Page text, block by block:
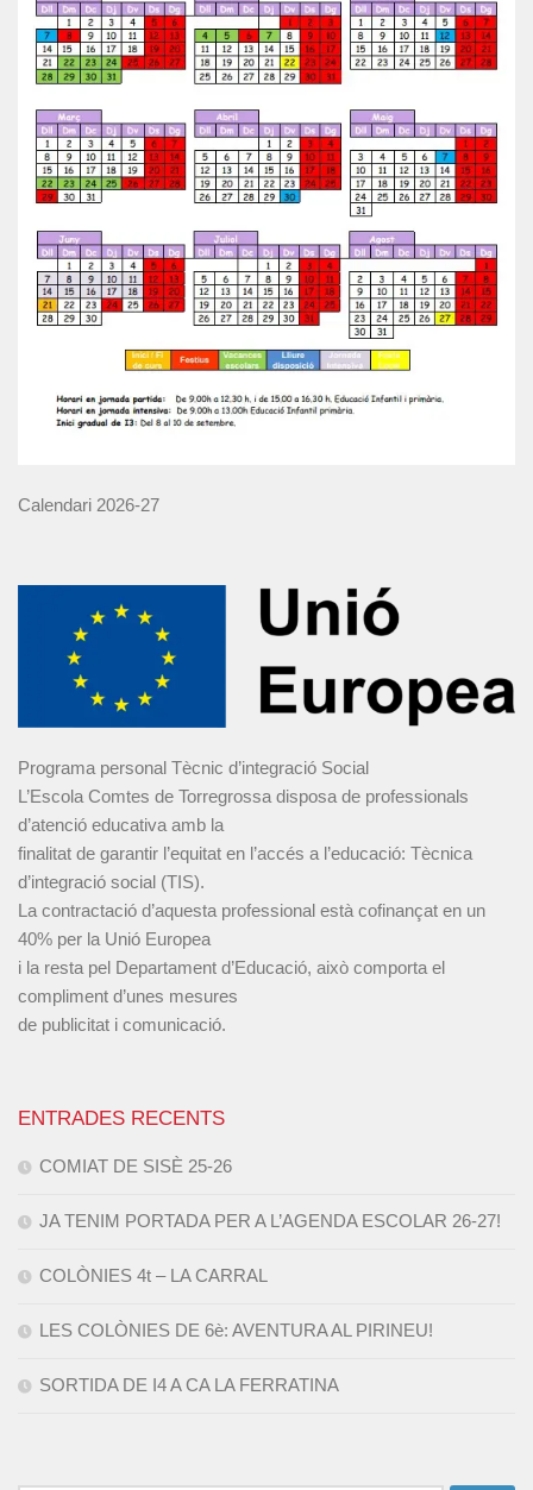
Calendari 2026-27
Programa personal Tècnic d’integració Social
L’Escola Comtes de Torregrossa disposa de professionals
d’atenció educativa amb la
finalitat de garantir l’equitat en l’accés a l’educació: Tècnica
d’integració social (TIS).
La contractació d’aquesta professional està cofinançat en un
40% per la Unió Europea
i la resta pel Departament d’Educació, això comporta el
compliment d’unes mesures
de publicitat i comunicació.
ENTRADES RECENTS
COMIAT DE SISÈ 25-26
JA TENIM PORTADA PER A L’AGENDA ESCOLAR 26-27!
COLÒNIES 4t – LA CARRAL
LES COLÒNIES DE 6è: AVENTURA AL PIRINEU!
SORTIDA DE I4 A CA LA FERRATINA